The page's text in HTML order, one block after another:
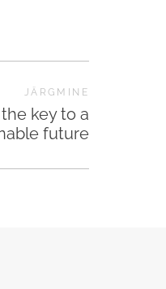
JÄRGMINE
key to a
future